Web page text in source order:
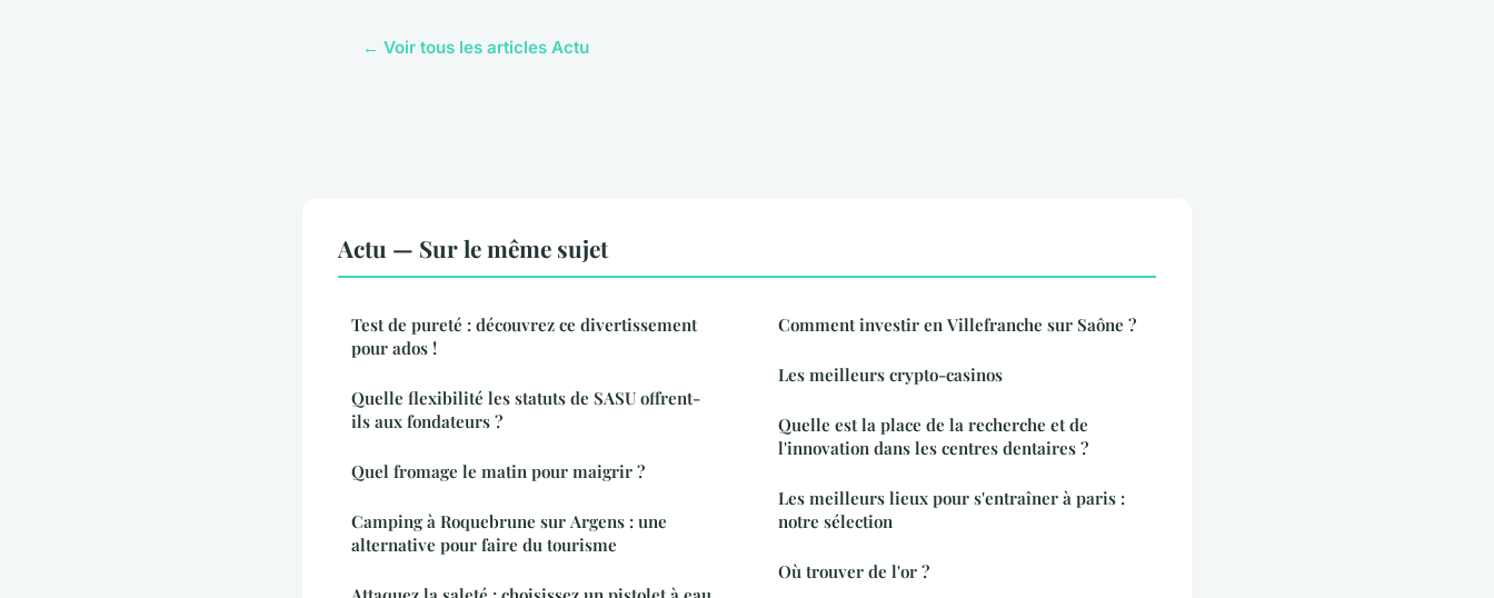
← Voir tous les articles Actu
Actu — Sur le même sujet
Test de pureté : découvrez ce divertissement
pour ados !
Quelle flexibilité les statuts de SASU offrent-
ils aux fondateurs ?
Quel fromage le matin pour maigrir ?
Camping à Roquebrune sur Argens : une
alternative pour faire du tourisme
Comment investir en Villefranche sur Saône ?
Les meilleurs crypto-casinos
Quelle est la place de la recherche et de
l'innovation dans les centres dentaires ?
Les meilleurs lieux pour s'entraîner à paris :
notre sélection
Où trouver de l'or ?